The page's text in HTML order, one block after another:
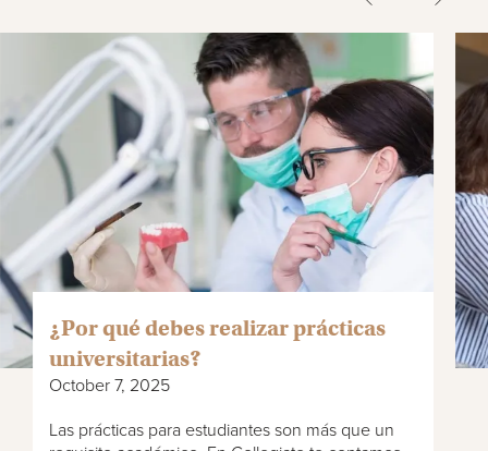
¿Por qué debes realizar prácticas
universitarias?
October 7, 2025
Las prácticas para estudiantes son más que un